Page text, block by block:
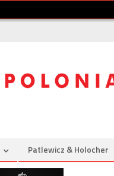
Patlewicz & Holocher